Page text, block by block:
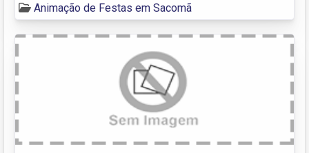
Animação de Festas em Sacomã